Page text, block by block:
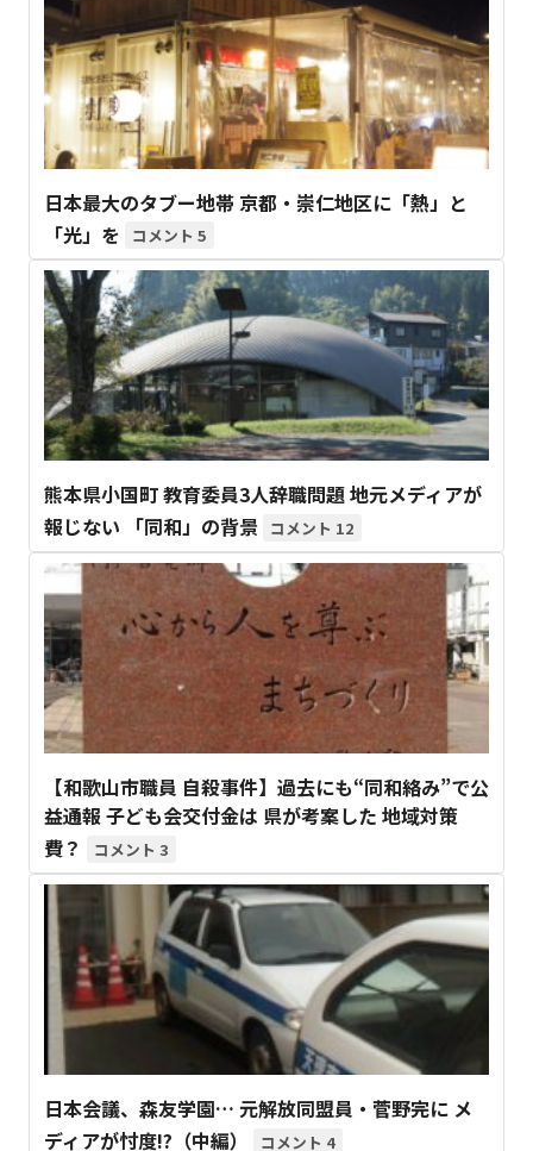
日本最大のタブー地帯 京都・崇仁地区に「熱」と
「光」を
5
熊本県小国町 教育委員3人辞職問題 地元メディアが
報じない 「同和」の背景
12
【和歌山市職員 自殺事件】過去にも“同和絡み”で公
益通報 子ども会交付金は 県が考案した 地域対策
費？
3
日本会議、森友学園… 元解放同盟員・菅野完に メ
ディアが忖度!?（中編）
4